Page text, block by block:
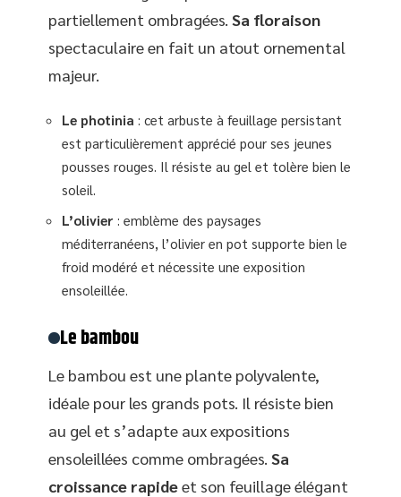
partiellement ombragées. Sa floraison
spectaculaire en fait un atout ornemental
majeur.
Le photinia : cet arbuste à feuillage persistant
est particulièrement apprécié pour ses jeunes
pousses rouges. Il résiste au gel et tolère bien le
soleil.
L’olivier : emblème des paysages
méditerranéens, l’olivier en pot supporte bien le
froid modéré et nécessite une exposition
ensoleillée.
Le bambou
Le bambou est une plante polyvalente,
idéale pour les grands pots. Il résiste bien
au gel et s’adapte aux expositions
ensoleillées comme ombragées. Sa
croissance rapideet son feuillage élégant